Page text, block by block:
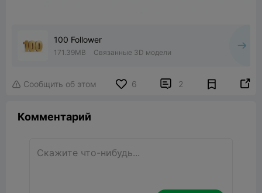
100 Follower
171.39MB Связанные 3D модели
 Сообщить об этом 6  2 
Комментарий